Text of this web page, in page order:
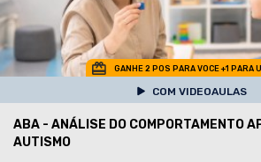
GANHE 2 POS PARA VOCE +1 PARA
COM VIDEOAULAS
ABA - ANÁLISE DO COMPORTAMENTO
AUTISMO